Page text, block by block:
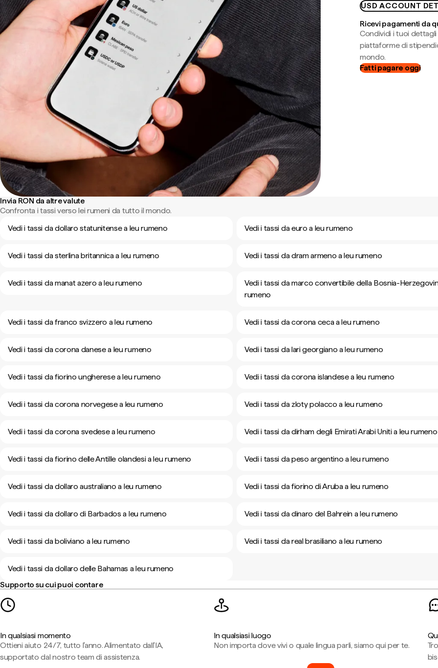
USD ACCOUNT
Ricevi pagamenti da
Condividi i tuoi dettagli
piattaforme di
mondo.
Fatti pagare oggi
Invia RON da altre valute
Confronta i tassi verso lei rumeni da tutto il mondo.
Vedi i tassi da dollaro statunitense a leu rumeno
Vedi i tassi da euro a leu rumeno
Vedi i tassi da sterlina britannica a leu rumeno Vedi i tassi da dram armeno a leu rumeno
Vedi i tassi da manat azero a leu rumeno
Vedi i tassi da marco convertibile della Bosnia-
rumeno
Vedi i tassi da franco svizzero a leu rumeno Vedi i tassi da corona ceca a leu rumeno
Vedi i tassi da corona danese a leu rumeno Vedi i tassi da lari georgiano a leu rumeno
Vedi i tassi da fiorino ungherese a leu rumeno Vedi i tassi da corona islandese a leu rumeno
Vedi i tassi da corona norvegese a leu rumeno Vedi i tassi da zloty polacco a leu rumeno
Vedi i tassi da corona svedese a leu rumeno Vedi i tassi da dirham degli Emirati Arabi Uniti a leu rumeno
Vedi i tassi da fiorino delle Antille olandesi a leu rumeno Vedi i tassi da peso argentino a leu rumeno
Vedi i tassi da dollaro australiano a leu rumeno Vedi i tassi da fiorino di Aruba a leu rumeno
Vedi i tassi da dollaro di Barbados a leu rumeno Vedi i tassi da dinaro del Bahrein a leu rumeno
Vedi i tassi da boliviano a leu rumeno Vedi i tassi da real brasiliano a leu rumeno
Vedi i tassi da dollaro delle Bahamas a leu rumeno
Supporto su cui puoi contare
In qualsiasi momento
Ottieni aiuto 24/7, tutto l'anno. Alimentato dall'IA,
supportato dal nostro team di assistenza.
In qualsiasi luogo
Non importa dove vivi o quale lingua parli, siamo qui per te.